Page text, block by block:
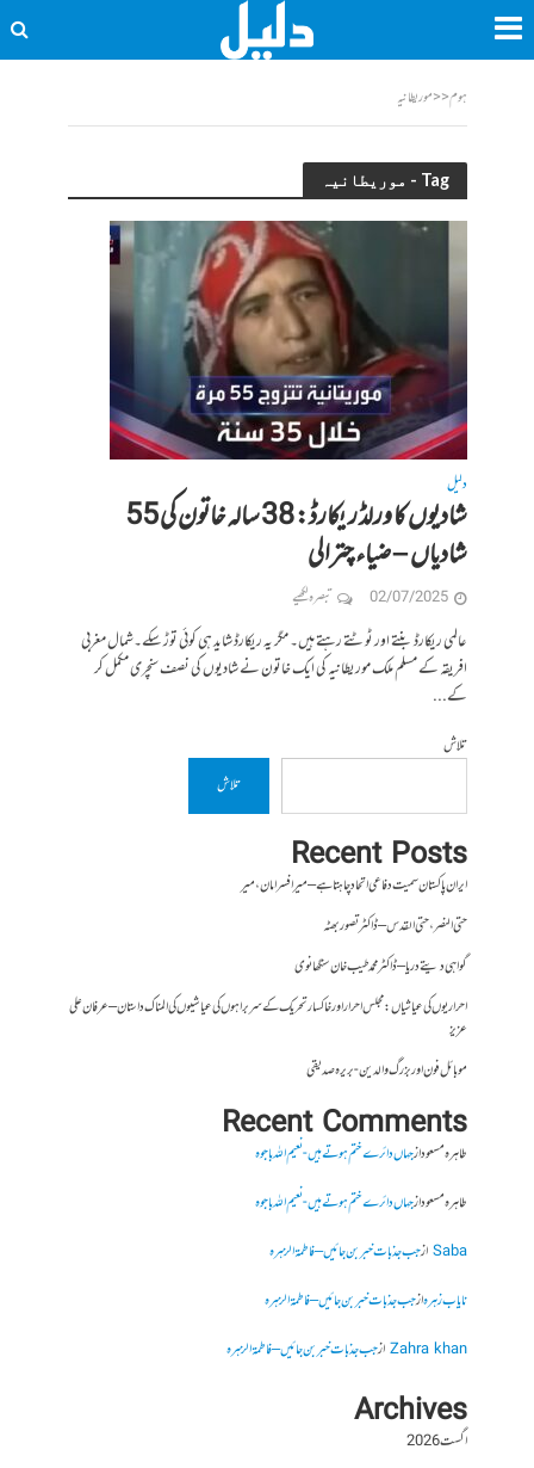
ہوم<<موریطانیہ
Tag - موریطانیہ
دلیل
شادیوں کا ورلڈ ریکارڈ: 38 سالہ خاتون کی 55
شادیاں – ضیاء چترالی
02/07/2025 تبصرہ لکھیے
عالمی ریکارڈ بنتے اور ٹوٹتے رہتے ہیں۔ مگر یہ ریکارڈ شاید ہی کوئی توڑ سکے۔شمال مغربی
افریقہ کے مسلم ملک موریطانیہ کی ایک خاتون نے شادیوں کی نصف سنچری مکمل کر
کے...
تلاش
تلاش
Recent Posts
ایران پاکستان سمیت دفاعی اتحاد چاہتا ہے – میر افسر امان،میر
حتی النصر ، حتی القدس – ڈاکٹر تصور بھٹہ
گواہی دیتے دریا – ڈاکٹر محمد طیب خان سنگھانوی
احراریوں کی عیاشیاں : مجلس احرار اور خاکسار تحریک کے سربراہوں کی عیاشیوں کی المناک داستان – عرفان علی
عزیز
موبائل فون اور بزرگ والدین- بریرہ صدیقی
Recent Comments
طاہرہ مسعودازجہاں دائرے ختم ہوتے ہیں- نعیم اللہ باجوہ
طاہرہ مسعودازجہاں دائرے ختم ہوتے ہیں- نعیم اللہ باجوہ
Sabaازجب جذبات خبر بن جائیں – فاطمۃالزہرہ
نایاب زہرہازجب جذبات خبر بن جائیں – فاطمۃالزہرہ
Zahra khanازجب جذبات خبر بن جائیں – فاطمۃالزہرہ
Archives
اگست 2026